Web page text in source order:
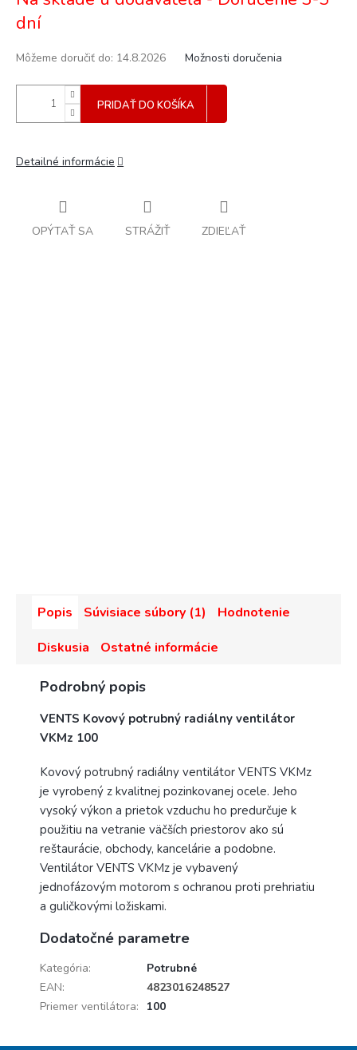
dní
Môžeme doručiť do: 14.8.2026 Možnosti doručenia
PRIDAŤ DO KOŠÍKA
Detailné informácie
OPÝTAŤ SA STRÁŽIŤ ZDIEĽAŤ
Popis Súvisiace súbory (1)
Hodnotenie
Diskusia
Ostatné informácie
Podrobný popis
VENTS Kovový potrubný radiálny ventilátor
VKMz 100
Kovový potrubný radiálny ventilátor VENTS VKMz
je vyrobený z kvalitnej pozinkovanej ocele. Jeho
vysoký výkon a prietok vzduchu ho predurčuje k
použitiu na vetranie väčších priestorov ako sú
reštaurácie, obchody, kancelárie a podobne.
Ventilátor VENTS VKMz je vybavený
jednofázovým motorom s ochranou proti prehriatiu
a guličkovými ložiskami.
Dodatočné parametre
Kategória:
Potrubné
EAN:
4823016248527
Priemer ventilátora: 100